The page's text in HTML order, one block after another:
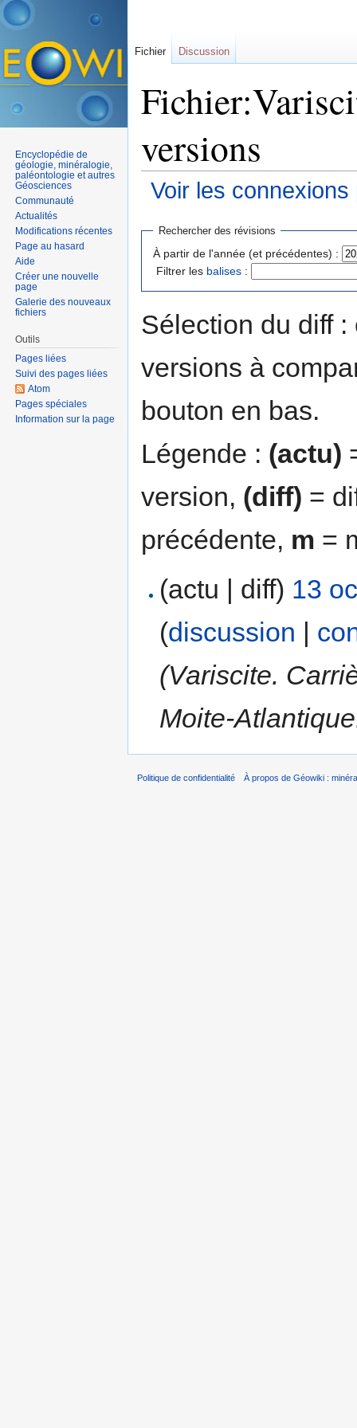
versions
Voir les
Rechercher des révisions
À partir de l'année (et précédentes) :
Filtrer les balises :
Sélection du diff
versions à
bouton en bas.
Légende : (actu)
version, (diff) =
précédente, m =
(actu | diff) 13
(discussion |
(Variscite.
Moite-
Fichier Discussion
Encyclopédie de
géologie, minéralogie,
paléontologie et autres
Géosciences
Communauté
Actualités
Modifications récentes
Page au hasard
Aide
Créer une nouvelle
page
Galerie des nouveaux
fichiers
Outils
Pages liées
Suivi des pages liées
Atom
Pages spéciales
Information sur la page
Politique de confidentialité À propos de Géowiki :